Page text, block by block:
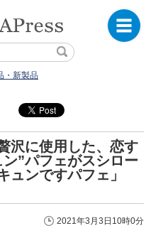
・新製品
沢に使用した、恋す
”パフェがスシロー
ュンですパフェ」
2021年3月3日10時0分